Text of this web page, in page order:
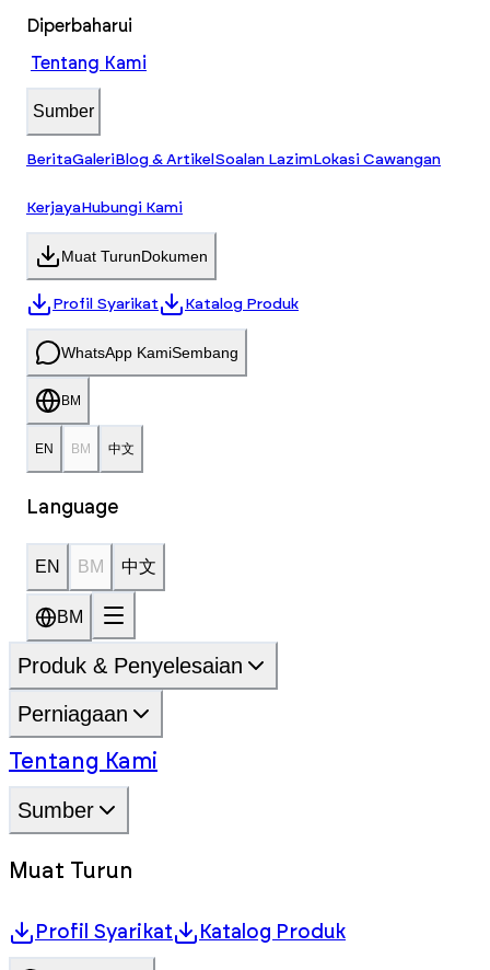
Diperbaharui
Tentang Kami
Sumber
BeritaGaleri Blog & Artikel Soalan Lazim Lokasi Cawangan
Kerjaya Hubungi Kami
Muat TurunDokumen
Profil Syarikat Katalog Produk
WhatsApp KamiSembang
BM
EN BM 中文
Language
EN BM 中文
BM
Produk & Penyelesaian
Perniagaan
Tentang Kami
Sumber
Muat Turun
Profil Syarikat Katalog Produk